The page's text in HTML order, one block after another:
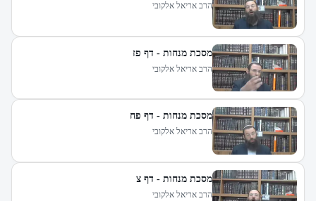
הרב אריאל אלקובי
מסכת מנחות - דף פז
הרב אריאל אלקובי
מסכת מנחות - דף פח
הרב אריאל אלקובי
מסכת מנחות - דף צ
הרב אריאל אלקובי